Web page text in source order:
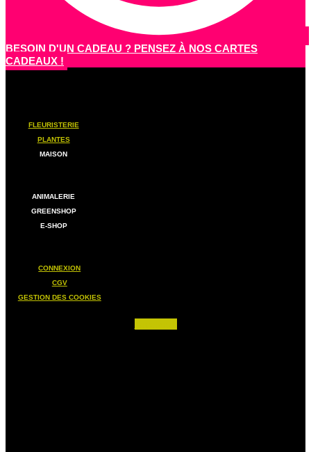
BESOIN D'UN CADEAU ? PENSEZ À NOS CARTES
CADEAUX !
FLEURISTERIE
PLANTES
MAISON
ANIMALERIE
GREENSHOP
E-SHOP
CONNEXION
CGV
GESTION DES COOKIES